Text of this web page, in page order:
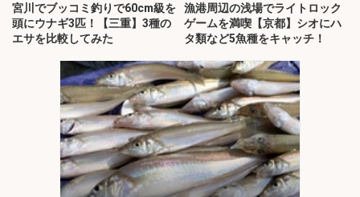
宮川でブッコミ釣りで60cm級を
頭にウナギ3匹！【三重】3種の
エサを比較してみた
漁港周辺の浅場でライトロック
ゲームを満喫【京都】シオにハ
タ類など5魚種をキャッチ！